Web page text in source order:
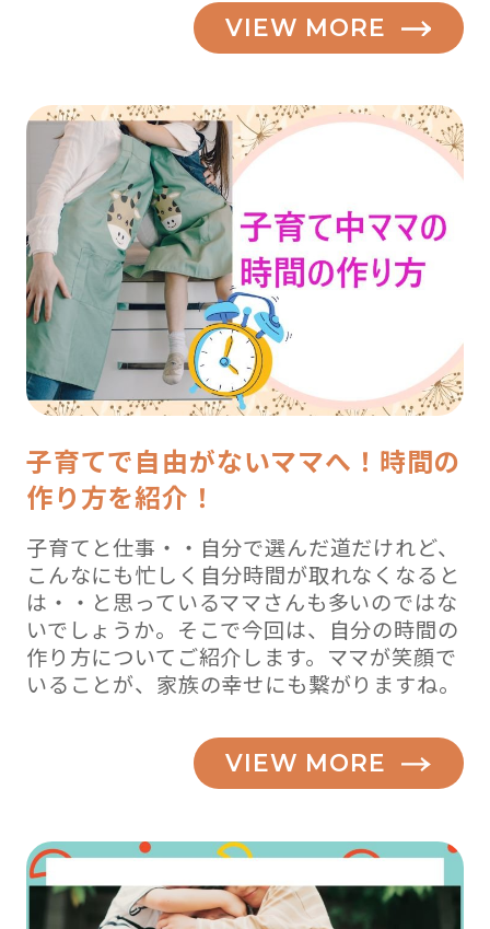
VIEW MORE
子育てで自由がないママへ！時間の
作り方を紹介！
子育てと仕事・・自分で選んだ道だけれど、
こんなにも忙しく自分時間が取れなくなると
は・・と思っているママさんも多いのではな
いでしょうか。そこで今回は、自分の時間の
作り方についてご紹介します。ママが笑顔で
いることが、家族の幸せにも繋がりますね。
VIEW MORE